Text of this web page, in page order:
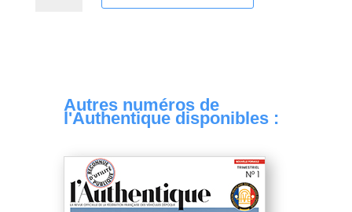
Autres numéros de
l'Authentique disponibles :